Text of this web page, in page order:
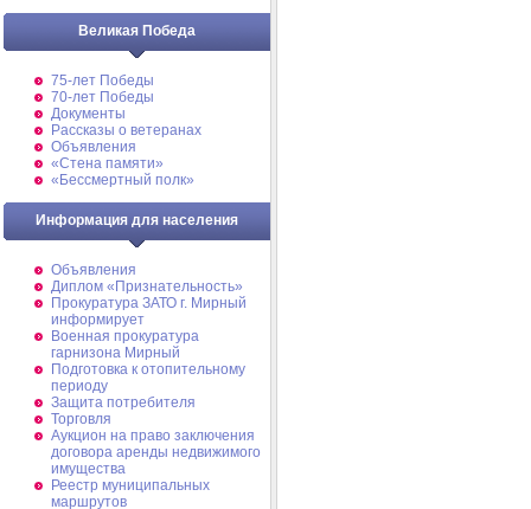
Великая Победа
75-лет Победы
70-лет Победы
Документы
Рассказы о ветеранах
Объявления
«Стена памяти»
«Бессмертный полк»
Информация для населения
Объявления
Диплом «Признательность»
Прокуратура ЗАТО г. Мирный
информирует
Военная прокуратура
гарнизона Мирный
Подготовка к отопительному
периоду
Защита потребителя
Торговля
Аукцион на право заключения
договора аренды недвижимого
имущества
Реестр муниципальных
маршрутов